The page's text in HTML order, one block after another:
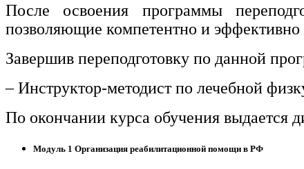
Дополнительные Услуги
После освоения программы
позволяющие компетентно и
Завершив переподготовку по данной
– Инструктор-методист по лечебной
По окончании курса обучения выдается
Модуль 1 Организация реабилитационной помощи в РФ